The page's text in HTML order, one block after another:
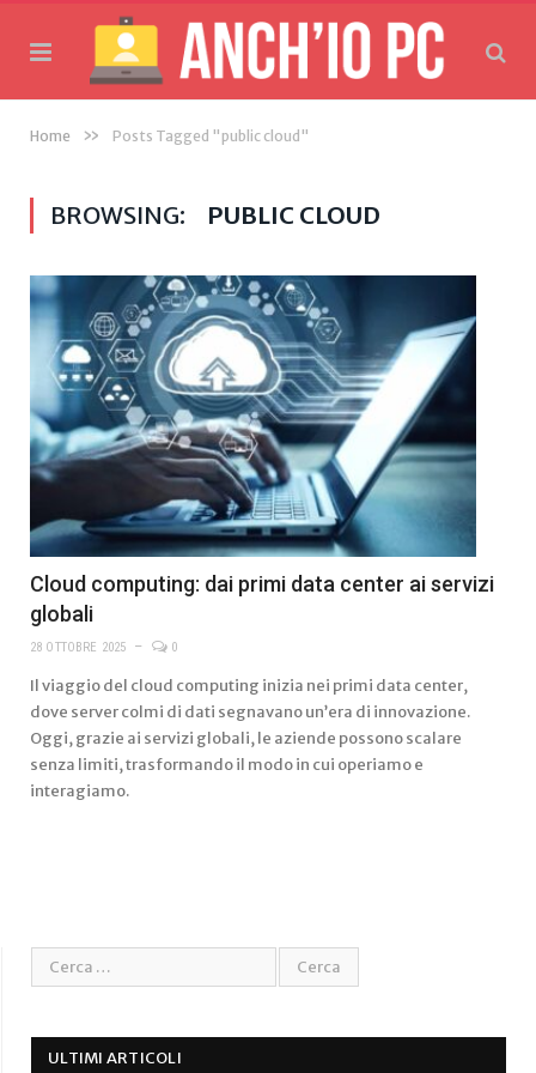
Home » Posts Tagged "public cloud"
BROWSING: PUBLIC CLOUD
Cloud computing: dai primi data center ai servizi
globali
28 OTTOBRE 2025 0
Il viaggio del cloud computing inizia nei primi data center,
dove server colmi di dati segnavano un’era di innovazione.
Oggi, grazie ai servizi globali, le aziende possono scalare
senza limiti, trasformando il modo in cui operiamo e
interagiamo.
ULTIMI ARTICOLI